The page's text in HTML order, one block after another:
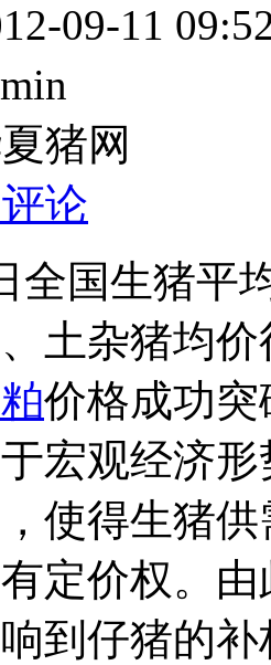
09-11
猪网
论
国生猪平
土杂猪均
价格成功突
宏观经济
使得生猪
定价权。
到仔猪的